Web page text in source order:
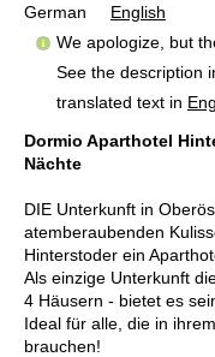
German
English
We apologize, but
See the description
translated text in
Dormio Aparthotel
Nächte
DIE Unterkunft in
atemberaubenden
Hinterstoder ein
Als einzige Unterkunft
4 Häusern - bietet es
Ideal für alle, die in
brauchen!